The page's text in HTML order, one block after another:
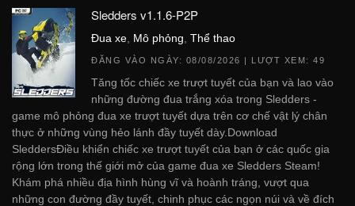
Sledders v1.1.6-P2P
Đua xe Mô phỏng Thể thao
ĐĂNG VÀO NGÀY: 08/08/2026 | LƯỢT XEM: 49
Tăng tốc chiếc xe trượt tuyết của bạn và lao vào
những đường đua trắng xóa trong Sledders -
game mô phỏng đua xe trượt tuyết dựa trên cơ chế vật lý chân
thực ở những vùng hẻo lánh đầy tuyết dày.Download
SleddersĐiều khiển chiếc xe trượt tuyết của bạn ở các quốc gia
rộng lớn trong thế giới mở của game đua xe Sledders Steam!
Khám phá nhiều địa hình hùng vĩ và hoành tráng, vượt qua
những con đường đầy tuyết, chinh phục các ngọn núi và về đích